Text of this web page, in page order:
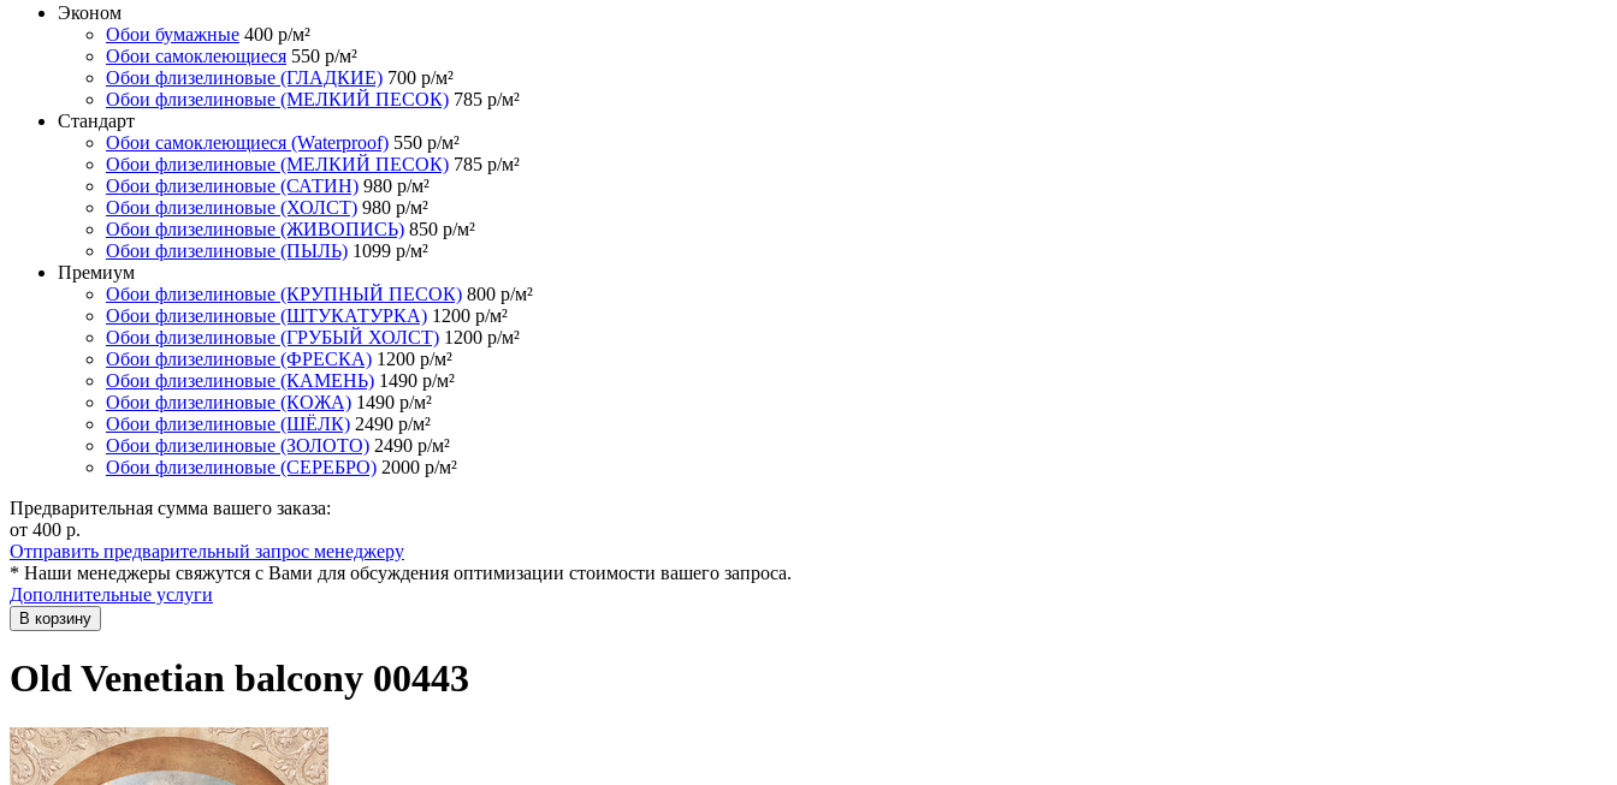
Эконом
Обои бумажные 400 р/м²
Обои самоклеющиеся 550 р/м²
Обои флизелиновые (ГЛАДКИЕ) 700 р/м²
Обои флизелиновые (МЕЛКИЙ ПЕСОК) 785 р/м²
Стандарт
Обои самоклеющиеся (Waterproof) 550 р/м²
Обои флизелиновые (МЕЛКИЙ ПЕСОК) 785 р/м²
Обои флизелиновые (САТИН) 980 р/м²
Обои флизелиновые (ХОЛСТ) 980 р/м²
Обои флизелиновые (ЖИВОПИСЬ) 850 р/м²
Обои флизелиновые (ПЫЛЬ) 1099 р/м²
Премиум
Обои флизелиновые (КРУПНЫЙ ПЕСОК) 800 р/м²
Обои флизелиновые (ШТУКАТУРКА) 1200 р/м²
Обои флизелиновые (ГРУБЫЙ ХОЛСТ) 1200 р/м²
Обои флизелиновые (ФРЕСКА) 1200 р/м²
Обои флизелиновые (КАМЕНЬ) 1490 р/м²
Обои флизелиновые (КОЖА) 1490 р/м²
Обои флизелиновые (ШЁЛК) 2490 р/м²
Обои флизелиновые (ЗОЛОТО) 2490 р/м²
Обои флизелиновые (СЕРЕБРО) 2000 р/м²
Предварительная сумма вашего заказа:
от 400 р.
Отправить предварительный запрос менеджеру
* Наши менеджеры свяжутся с Вами для обсуждения оптимизации стоимости вашего запроса.
Дополнительные услуги
В корзину
Old Venetian balcony 00443